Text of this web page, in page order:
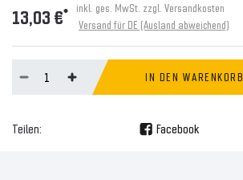
13,03 €* inkl. ges. MwSt. zzgl. Versandkosten
Versand für DE (Ausland abweichend)
IN DEN WARENKORB
Teilen: Facebook